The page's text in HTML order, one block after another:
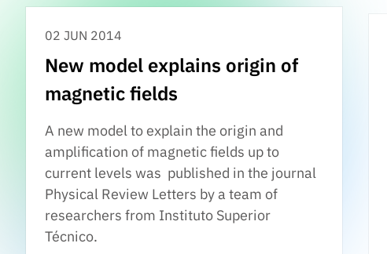
02 JUN 2014
New model explains origin of
magnetic fields
A new model to explain the origin and
amplification of magnetic fields up to
current levels was published in the journal
Physical Review Letters by a team of
researchers from Instituto Superior
Técnico.